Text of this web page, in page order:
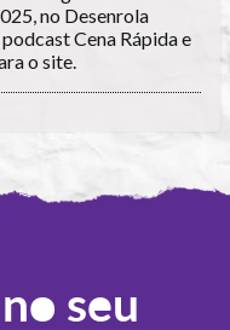
no Desenrola
Cena Rápida e
o site.
seu